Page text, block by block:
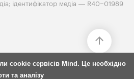
ідентифікатор медіа — R40−01989
cookie сервісів Mind. Це необхідно
та аналізу